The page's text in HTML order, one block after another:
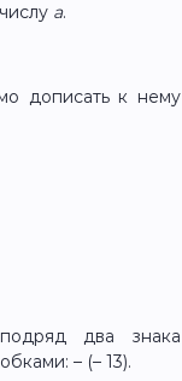
a.
дописать к нему
два знака
– (– 13).